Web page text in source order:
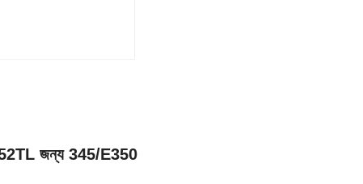
জন্য 345/E350